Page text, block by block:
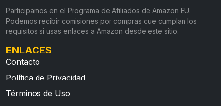
Participamos en el Programa de Afiliados de Amazon EU.
Podemos recibir comisiones por compras que cumplan los
requisitos si usas enlaces a Amazon desde este sitio.
ENLACES
Contacto
Política de Privacidad
Términos de Uso